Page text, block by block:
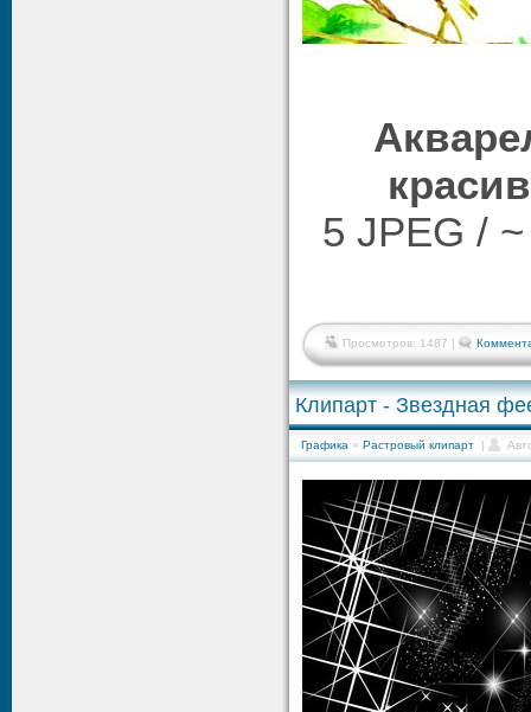
5 JPEG /
Просмотров: 1487 |
Клипарт - Звездная
Графика » Растровый клипарт |